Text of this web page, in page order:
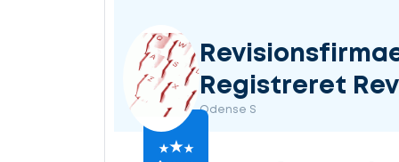
Registreret
Odense S